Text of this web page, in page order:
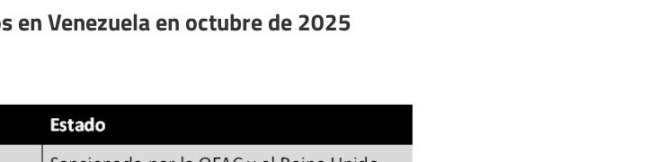
Venezuela en octubre de 2025